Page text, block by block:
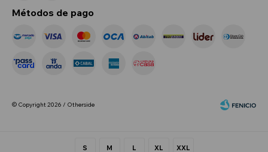
S M L XL XXL
Métodos de pago
© Copyright 2026 / Otherside